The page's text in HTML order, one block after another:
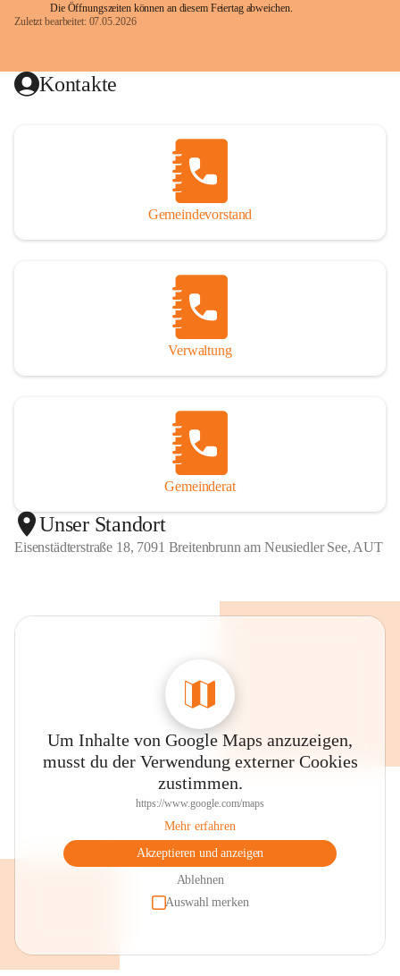
Die Öffnungszeiten können an diesem Feiertag abweichen.
Zuletzt bearbeitet: 07.05.2026
Kontakte
Gemeindevorstand
Verwaltung
Gemeinderat
Unser Standort
Eisenstädterstraße 18, 7091 Breitenbrunn am Neusiedler See, AUT
Um Inhalte von Google Maps anzuzeigen,
musst du der Verwendung externer Cookies
zustimmen.
https://www.google.com/maps
Mehr erfahren
Akzeptieren und anzeigen
Ablehnen
Auswahl merken